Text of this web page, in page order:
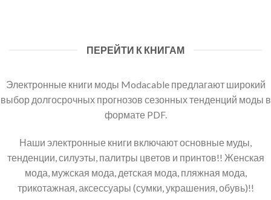
ПЕРЕЙТИ К КНИГАМ
Электронные книги моды Modacable предлагают широкий
выбор долгосрочных прогнозов сезонных тенденций моды в
формате PDF.
Наши электронные книги включают основные муды,
тенденции, силуэты, палитры цветов и принтов!! Женская
мода, мужская мода, детская мода, пляжная мода,
трикотажная, аксессуары (сумки, украшения, обувь)!!